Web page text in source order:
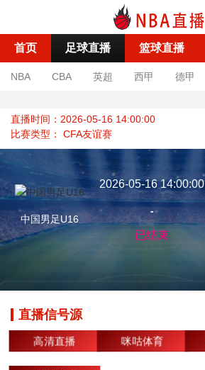
首页 足球直播 篮球直播
NBA CBA 英超 西甲 德甲
直播时间：2026-05-16 14:00:00
比赛类型： CFA友谊赛
中国男足U16
2026-05-16 14:00:00
-
已结束
直播信号源
高清直播 咪咕体育